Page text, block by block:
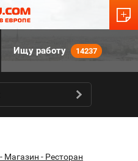
Ищу работу 14237
Магазин - Ресторан